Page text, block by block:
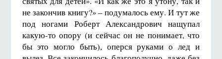
не закончив книгу?» – подумалось ему. И тут же
под ногами Роберт Александрович нащупал
какую-то опору (и сейчас он не понимает, что
бы это могло быть), оперся руками о лед и